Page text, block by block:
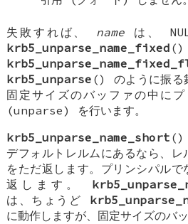
失敗すれば、 nameは、
krb5_unparse_name_fixed
krb5_unparse () のように振る
固定サイズのバッファの中に
(unparse) を行います。
krb5_unparse_name_short ()
デフォルトレルムにあるなら、
をただ返します。プリンシパル
返します。
は、ちょうど
に動作しますが、固定サイズのバ